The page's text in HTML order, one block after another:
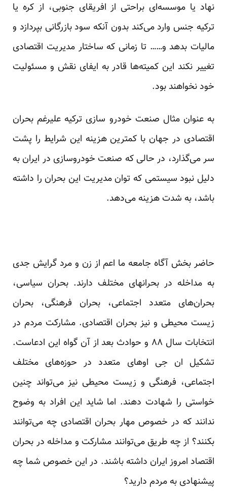
نهاد یا موسسه‌ای براحتی از افریقای جنوبی، از کره یا
ترکیه جنس وارد می‌کند بدون آنکه سود بازرگانی بپردازد و
مالیات بدهد و…… تا زمانی که ساختار مدیریت اقتصادی
تغییر نکند این کمیته‌ها قادر به ایفای نقش و مسئولیت
خود نخواهند بود.
به عنوان مثال صنعت خودرو سازی ترکیه علیرغم بحران
اقتصادی در جهان با کمترین هزینه این شرایط را پشت
سر می‌گذارد، در حالی که صنعت خودروسازی در ایران به
دلیل نبود سیستمی که توان مدیریت این بحران را داشته
باشد، به شدت هزینه می‌دهد.
حاضر بخش آگاه جامعه ما اعم از زن و مرد گرایش جدی
به مداخله در بحرانهای مختلف دارند. بحران سیاسی،
بحران‌های متعدد اجتماعی، بحران فرهنگی، بحران
زیست محیطی و نیز بحران اقتصادی. مشارکت مردم در
انتخابات سال ۸۸ و حوادث بعد از آن گواه این ادعاست.
تشکیل ان جی او‌های متعدد در حوزه‌های مختلف
اجتماعی، فرهنگی و زیست محیطی نیز می‌تواند چنین
خواستی را شهادت دهند. اما شاید این افراد به وضوح
ندانند که در خصوص مهار بحران اقتصادی چه می‌توانند
بکنند؟ از چه طریق می‌توانند مشارکت و مداخله در بحران
اقتصاد امروز ایران داشته باشند. در این خصوص شما چه
پیشنهادی به مردم دارید؟